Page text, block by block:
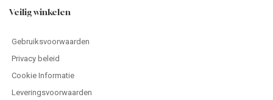
Veilig winkelen
Gebruiksvoorwaarden
Privacy beleid
Cookie Informatie
Leveringsvoorwaarden